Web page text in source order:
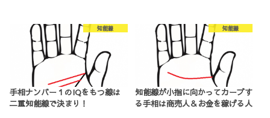
知能線
手相ナンバー１のIQをもつ線は
二重知能線で決まり！
知能線
知能線が小指に向かってカーブす
る手相は商売人＆お金を稼げる人